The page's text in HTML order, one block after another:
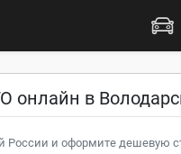
онлайн в
России и оформите дешевую